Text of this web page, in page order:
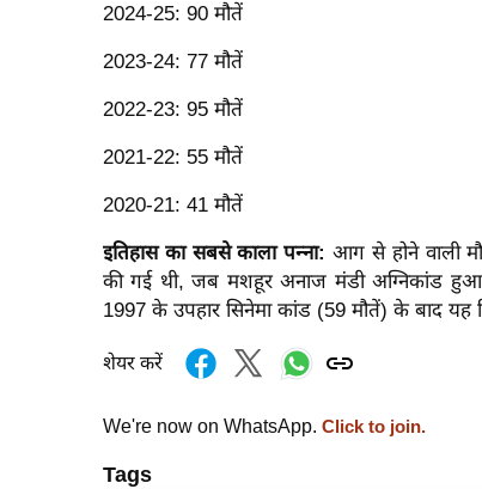
2024-25: 90 मौतें
2023-24: 77 मौतें
2022-23: 95 मौतें
2021-22: 55 मौतें
2020-21: 41 मौतें
इतिहास का सबसे काला पन्ना:आग से होने वाली
की गई थी, जब मशहूर अनाज मंडी अग्निकांड हुआ
1997 के उपहार सिनेमा कांड (59 मौतें) के बाद यह
शेयर करें
We're now on WhatsApp. Click to join.
Tags